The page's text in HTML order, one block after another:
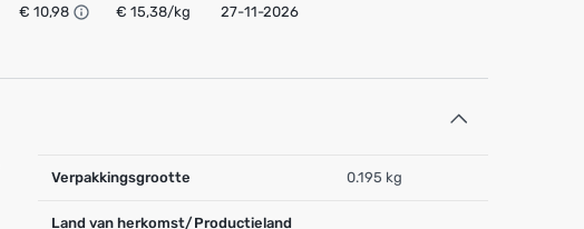
€ 10,98
€ 15,38/kg
27-11-2026
Verpakkingsgrootte 0.195 kg
Land van herkomst/Productieland